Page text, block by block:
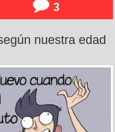
3
nuestra edad